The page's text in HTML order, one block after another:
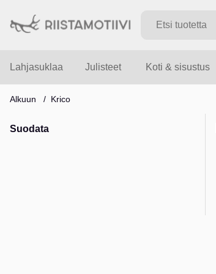
Lahjasuklaa Julisteet Koti & sisustus
Alkuun Krico
Suodata